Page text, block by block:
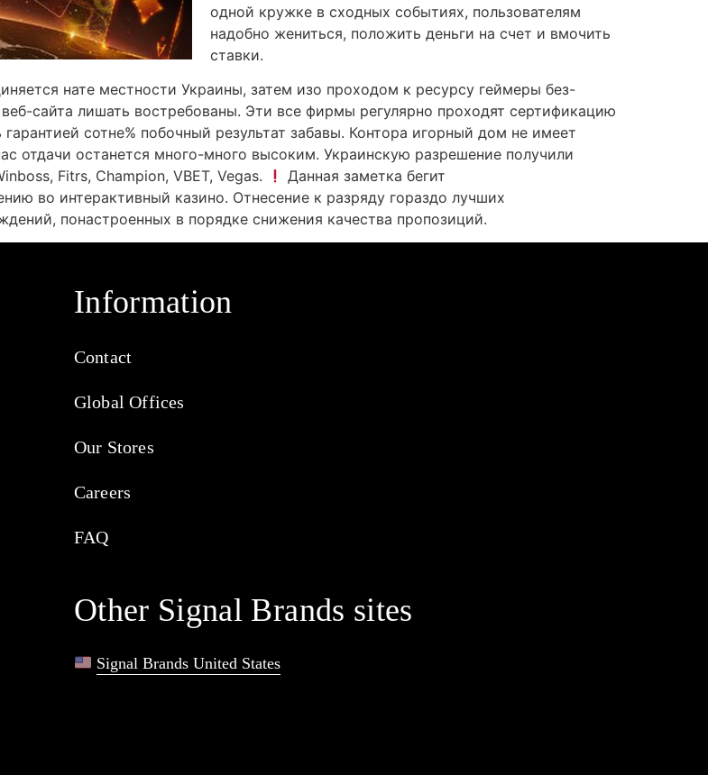
одной кружке в сходных событиях, пользователям
надобно жениться, положить деньги на счет и вмочить
ставки.
нате местности Украины, затем изо проходом к ресурсу геймеры без-
сайта лишать востребованы. Эти все фирмы регулярно проходят сертификацию
сотне% побочный результат забавы. Контора игорный дом не имеет
отдачи останется много-много высоким. Украинскую разрешение получили
Fitrs, Champion, VBET, Vegas.
Данная заметка бегит
во интерактивный казино. Отнесение к разряду гораздо лучших
понастроенных в порядке снижения качества пропозиций.
Other Signal Brands sites
Signal Brands United States
Information
Contact
Global Offices
Our Stores
Careers
FAQ